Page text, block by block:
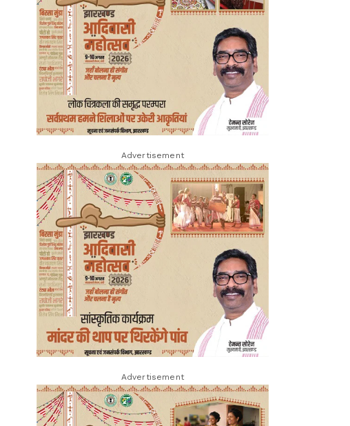
Advertisement
Advertisement